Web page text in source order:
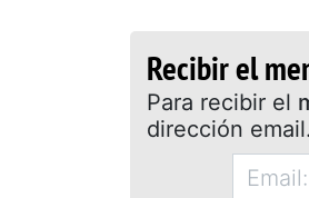
Recibir el
Para recibir el
dirección email.